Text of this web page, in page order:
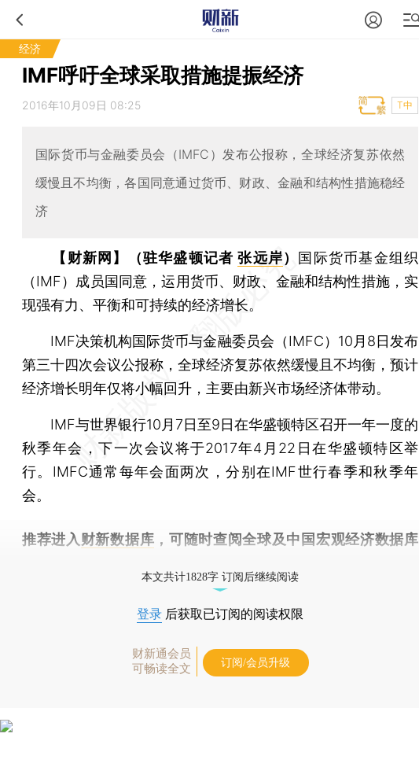
经济
IMF呼吁全球采取措施提振经济
2016年10月09日 08:25 T中
国际货币与金融委员会（IMFC）发布公报称，全球经济复苏依然
缓慢且不均衡，各国同意通过货币、财政、金融和结构性措施稳经
济
【财新网】（驻华盛顿记者张远岸） 国际货币基金组织
（IMF）成员国同意，运用货币、财政、金融和结构性措施，实
现强有力、平衡和可持续的经济增长。
IMF决策机构国际货币与金融委员会（IMFC）10月8日发布
第三十四次会议公报称，全球经济复苏依然缓慢且不均衡，预计
经济增长明年仅将小幅回升，主要由新兴市场经济体带动。
IMF与世界银行10月7日至9日在华盛顿特区召开一年一度的
秋季年会，下一次会议将于2017年4月22日在华盛顿特区举
行。IMFC通常每年会面两次，分别在IMF世行春季和秋季年
会。
推荐进入 财新数据库 ，可随时查阅全球及中国宏观经济数据库
本文共计1828字 订阅后继续阅读
登录 后获取已订阅的阅读权限
财新通会员
可畅读全文
订阅/会员升级